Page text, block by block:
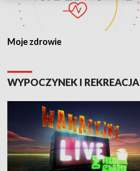
Moje zdrowie
WYPOCZYNEK I REKREACJA